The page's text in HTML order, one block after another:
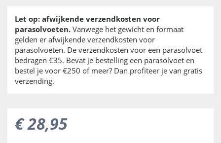
Let op: afwijkende verzendkosten voor
parasolvoeten. Vanwege het gewicht en formaat
gelden er afwijkende verzendkosten voor
parasolvoeten. De verzendkosten voor een parasolvoet
bedragen €35. Bevat je bestelling een parasolvoet en
bestel je voor €250 of meer? Dan profiteer je van gratis
verzending.
€28,95